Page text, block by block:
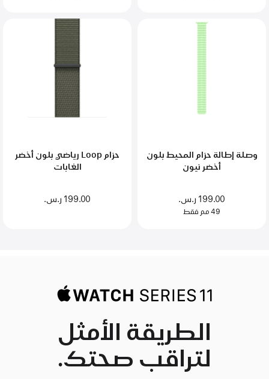
وصلة إطالة حزام المحيط بلون
أخضر نيون
199.00 ر.س.‏
49 مم فقط
حزام Loop رياضي بلون أخضر
الغابات
199.00 ر.س.‏
الطريقة الأمثل
لتراقب صحتك.